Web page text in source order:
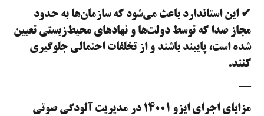
✔ این استاندارد باعث می‌شود که سازمان‌ها به حدود
مجاز صدا که توسط دولت‌ها و نهادهای محیط‌زیستی تعیین
شده است، پایبند باشند و از تخلفات احتمالی جلوگیری
کنند.
—
مزایای اجرای ایزو ۱۴۰۰۱ در مدیریت آلودگی صوتی